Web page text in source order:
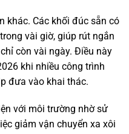
khác. Các khối đúc sẵn có
vài giờ, giúp rút ngắn
còn vài ngày. Điều này
khi nhiều công trình
đưa vào khai thác.
với môi trường nhờ sử
giảm vận chuyển xa xôi